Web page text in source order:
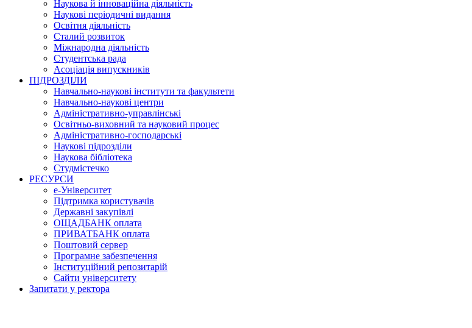
Наукова й інноваційна діяльність
Наукові періодичні видання
Освітня діяльність
Сталий розвиток
Міжнародна діяльність
Студентська рада
Асоціація випускників
ПІДРОЗДІЛИ
Навчально-наукові інститути та факультети
Навчально-наукові центри
Адміністративно-управлінські
Освітньо-виховний та науковий процес
Адміністративно-господарські
Наукові підрозділи
Наукова бібліотека
Студмістечко
РЕСУРСИ
е-Університет
Підтримка користувачів
Державні закупівлі
ОЩАДБАНК оплата
ПРИВАТБАНК оплата
Поштовий сервер
Програмне забезпечення
Інституційний репозитарій
Сайти університету
Запитати у ректора